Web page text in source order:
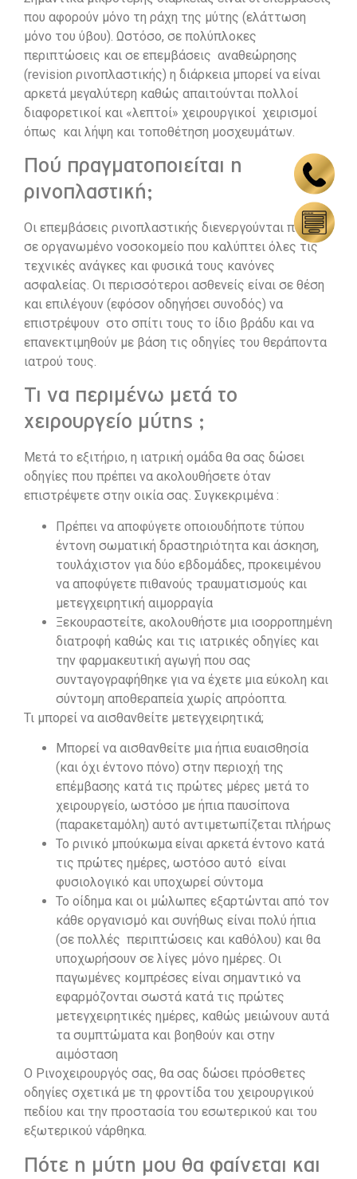
που αφορούν μόνο τη ράχη της μύτης (ελάττωση
μόνο του ύβου). Ωστόσο, σε πολύπλοκες
περιπτώσεις και σε επεμβάσεις αναθεώρησης
(revision ρινοπλαστικής) η διάρκεια μπορεί να είναι
αρκετά μεγαλύτερη καθώς απαιτούνται πολλοί
διαφορετικοί και «λεπτοί» χειρουργικοί χειρισμοί
όπως και λήψη και τοποθέτηση μοσχευμάτων.
Πού πραγματοποιείται η
ρινοπλαστική;
Οι επεμβάσεις ρινοπλαστικής διενεργούνται πάντα
σε οργανωμένο νοσοκομείο που καλύπτει όλες τις
τεχνικές ανάγκες και φυσικά τους κανόνες
ασφαλείας. Οι περισσότεροι ασθενείς είναι σε θέση
και επιλέγουν (εφόσον οδηγήσει συνοδός) να
επιστρέψουν στο σπίτι τους το ίδιο βράδυ και να
επανεκτιμηθούν με βάση τις οδηγίες του θεράποντα
ιατρού τους.
Τι να περιμένω μετά το
χειρουργείο μύτης ;
Μετά το εξιτήριο, η ιατρική ομάδα θα σας δώσει
οδηγίες που πρέπει να ακολουθήσετε όταν
επιστρέψετε στην οικία σας. Συγκεκριμένα :
Πρέπει να αποφύγετε οποιουδήποτε τύπου
έντονη σωματική δραστηριότητα και άσκηση,
τουλάχιστον για δύο εβδομάδες, προκειμένου
να αποφύγετε πιθανούς τραυματισμούς και
μετεγχειρητική αιμορραγία
Ξεκουραστείτε, ακολουθήστε μια ισορροπημένη
διατροφή καθώς και τις ιατρικές οδηγίες και
την φαρμακευτική αγωγή που σας
συνταγογραφήθηκε για να έχετε μια εύκολη και
σύντομη αποθεραπεία χωρίς απρόοπτα.
Τι μπορεί να αισθανθείτε μετεγχειρητικά;
Μπορεί να αισθανθείτε μια ήπια ευαισθησία
(και όχι έντονο πόνο) στην περιοχή της
επέμβασης κατά τις πρώτες μέρες μετά το
χειρουργείο, ωστόσο με ήπια παυσίπονα
(παρακεταμόλη) αυτό αντιμετωπίζεται πλήρως
Το ρινικό μπούκωμα είναι αρκετά έντονο κατά
τις πρώτες ημέρες, ωστόσο αυτό είναι
φυσιολογικό και υποχωρεί σύντομα
Το οίδημα και οι μώλωπες εξαρτώνται από τον
κάθε οργανισμό και συνήθως είναι πολύ ήπια
(σε πολλές περιπτώσεις και καθόλου) και θα
υποχωρήσουν σε λίγες μόνο ημέρες. Οι
παγωμένες κομπρέσες είναι σημαντικό να
εφαρμόζονται σωστά κατά τις πρώτες
μετεγχειρητικές ημέρες, καθώς μειώνουν αυτά
τα συμπτώματα και βοηθούν και στην
αιμόσταση
Ο Ρινοχειρουργός σας, θα σας δώσει πρόσθετες
οδηγίες σχετικά με τη φροντίδα του χειρουργικού
πεδίου και την προστασία του εσωτερικού και του
εξωτερικού νάρθηκα.
Πότε η μύτη μου θα φαίνεται και